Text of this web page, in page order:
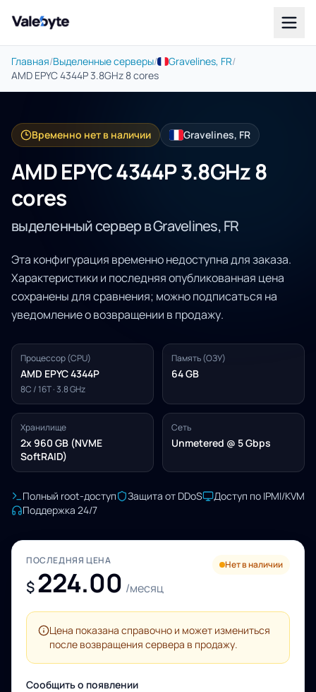
Valebyte
Главная/Выделенные серверы/ Gravelines, FR/
AMD EPYC 4344P 3.8GHz 8 cores
Временно нет в наличии Gravelines, FR
AMD EPYC 4344P 3.8GHz 8
cores
выделенный сервер в Gravelines, FR
Эта конфигурация временно недоступна для заказа.
Характеристики и последняя опубликованная цена
сохранены для сравнения; можно подписаться на
уведомление о возвращении в продажу.
Процессор (CPU)
AMD EPYC 4344P
8C / 16T · 3.8 GHz
Память (ОЗУ)
64 GB
Хранилище
2x 960 GB (NVME
SoftRAID)
Сеть
Unmetered @ 5 Gbps
Полный root-доступ Защита от DDoS
Доступ по IPMI/KVM
Поддержка 24/7
ПОСЛЕДНЯЯ ЦЕНА
$224.00 /месяц
Нет в наличии
Цена показана справочно и может измениться
после возвращения сервера в продажу.
Сообщить о появлении